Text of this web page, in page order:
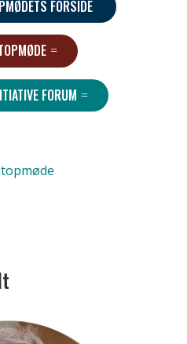
FORSIDE
FORUM